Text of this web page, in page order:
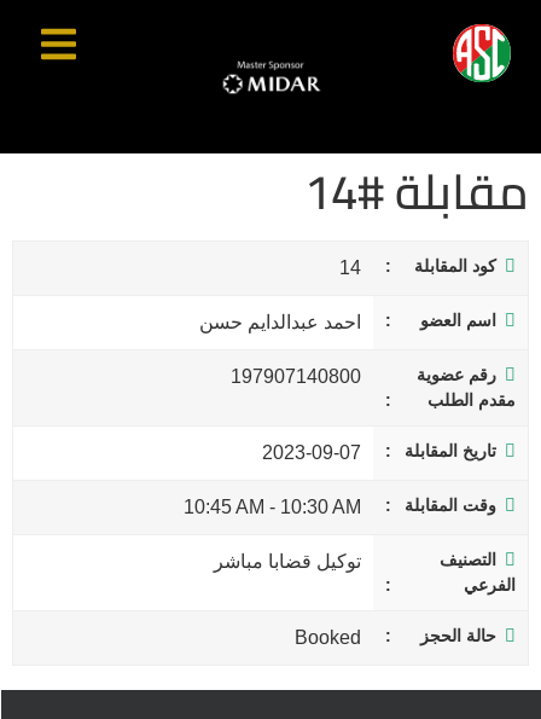
مقابلة #14
كود المقابلة 14
اسم العضو احمد عبدالدايم حسن
رقم عضوية
مقدم الطلب
197907140800
تاريخ المقابلة 2023-09-07
وقت المقابلة 10:30 AM
-
10:45 AM
التصنيف
الفرعي
توكيل قضابا مباشر
حالة الحجز Booked